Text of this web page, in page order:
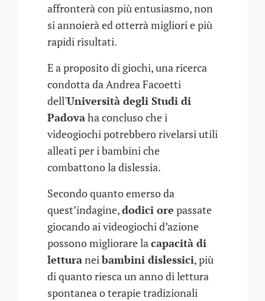
affronterà con più entusiasmo, non
si annoierà ed otterrà migliori e più
rapidi risultati.
E a proposito di giochi, una ricerca
condotta da Andrea Facoetti
dell'Università degli Studi di
Padovaha concluso che i
videogiochi potrebbero rivelarsi utili
alleati per i bambini che
combattono la dislessia.
Secondo quanto emerso da
quest’indagine,dodici ore passate
giocando ai videogiochi d’azione
possono migliorare lacapacità di
letturaneibambini dislessici, più
di quanto riesca un anno di lettura
spontanea o terapie tradizionali